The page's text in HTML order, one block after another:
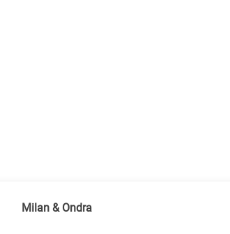
Milan & Ondra